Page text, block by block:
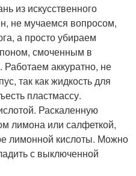
из искусственного
не мучаемся вопросом,
а просто убираем
смоченным в
Работаем аккуратно, не
так как жидкость для
пластмассу.
Раскаленную
лимона или салфеткой,
лимонной кислоты. Можно
с выключенной